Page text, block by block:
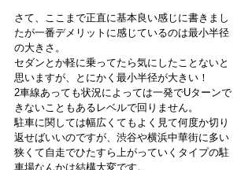
さて、ここまで正直に基本良い感じに書きまし
たが一番デメリットに感じているのは最小半径
の大きさ。
セダンとか軽に乗ってたら気にしたことないと
思いますが、とにかく最小半径が大きい！
2車線あっても状況によっては一発でUターンで
きないこともあるレベルで回りません。
駐車に関しては幅広くてもよく見て何度か切り
返せばいいのですが、渋谷や横浜中華街に多い
狭くて自走でひたすら上がっていくタイプの駐
車場なんかは結構大変です。